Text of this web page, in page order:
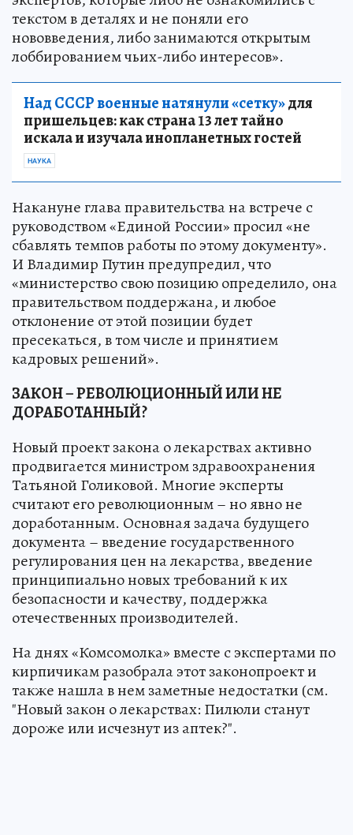
текстом в деталях и не поняли его
нововведения, либо занимаются открытым
лоббированием чьих-либо интересов».
Над СССР военные натянули «сетку»для
пришельцев: как страна 13 лет тайно
искала и изучала инопланетных гостей
НАУКА
Накануне глава правительства на встрече с
руководством «Единой России» просил «не
сбавлять темпов работы по этому документу».
И Владимир Путин предупредил, что
«министерство свою позицию определило, она
правительством поддержана, и любое
отклонение от этой позиции будет
пресекаться, в том числе и принятием
кадровых решений».
ЗАКОН – РЕВОЛЮЦИОННЫЙ ИЛИ НЕ
ДОРАБОТАННЫЙ?
Новый проект закона о лекарствах активно
продвигается министром здравоохранения
Татьяной Голиковой. Многие эксперты
считают его революционным – но явно не
доработанным. Основная задача будущего
документа – введение государственного
регулирования цен на лекарства, введение
принципиально новых требований к их
безопасности и качеству, поддержка
отечественных производителей.
На днях «Комсомолка» вместе с экспертами по
кирпичикам разобрала этот законопроект и
также нашла в нем заметные недостатки (см.
"Новый закон о лекарствах: Пилюли станут
дороже или исчезнут из аптек?".